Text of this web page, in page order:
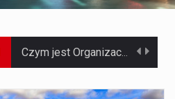
Czym jest Organizacja Traktatu Północnoatlantyckiego? Organizacja Traktatu Północnoatlantyckiego, powszechnie znana jako NATO, to międzynarodowy sojusz polityczno-wojskowy, który powstał 4 kwietnia 1949 roku. Został założony przez…